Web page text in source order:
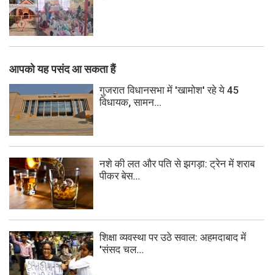
आपको यह पसंद आ सकता हैं
गुजरात विधानसभा में 'खामोश' रहे ये 45
विधायक, सामन...
नशे की लत और पति से झगड़ा: ट्रेन में शराब
पीकर बेस...
शिक्षा व्यवस्था पर उठे सवाल: अहमदाबाद में
'संसद चल...